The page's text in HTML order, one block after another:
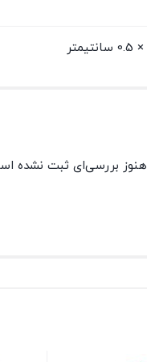
هنوز بررسی‌ای ثبت نشده